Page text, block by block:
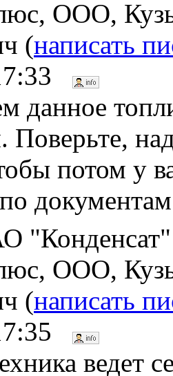
ООО,
(написать
данное
Поверьте,
потом у
"Конденсат"
ООО,
(написать
ведет